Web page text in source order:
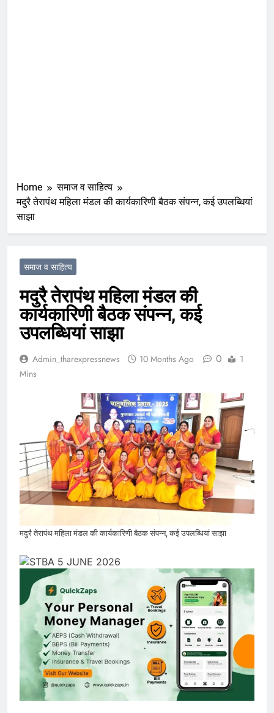
Home
समाज व साहित्य
मदुरै तेरापंथ महिला मंडल की कार्यकारिणी बैठक संपन्न, कई उपलब्धियां
साझा
समाज व साहित्य
मदुरै तेरापंथ महिला मंडल की
कार्यकारिणी बैठक संपन्न, कई
उपलब्धियां साझा
Admin_tharexpressnews 10 Months Ago 0
1
Mins
मदुरै तेरापंथ महिला मंडल की कार्यकारिणी बैठक संपन्न, कई उपलब्धियां साझा